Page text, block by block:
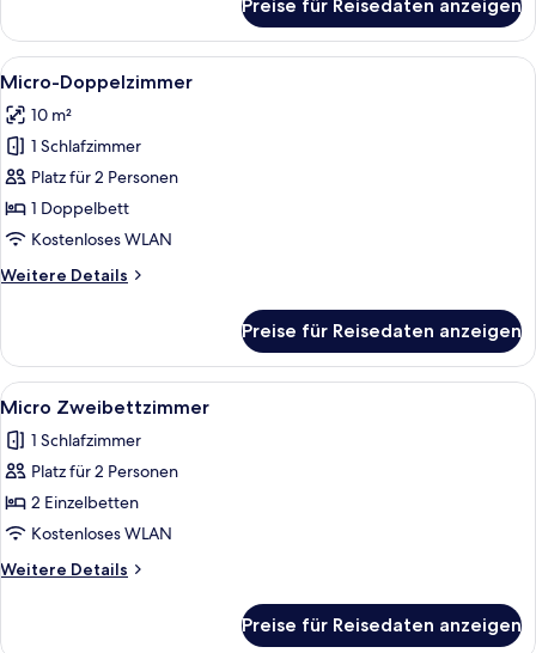
Einzelzimmer
Preise für Reisedaten anzeigen
Alle
Fotos
für
Micro-
Doppelzimmer
anzeigen
Ein Schlafzimmer mit Bett,
9
Micro-Doppelzimmer
10 m²
1 Schlafzimmer
Platz für 2 Personen
1 Doppelbett
Kostenloses WLAN
Weitere Details
Weitere
Doppelzimmer
Preise für Reisedaten anzeigen
Alle
Fotos
für
Micro
Zweibettzimmer
anzeigen
Ein kleines, sauberes Zimmer mit
5
Micro Zweibettzimmer
1 Schlafzimmer
Platz für 2 Personen
2 Einzelbetten
Kostenloses WLAN
Weitere Details
Weitere
Preise für Reisedaten anzeigen